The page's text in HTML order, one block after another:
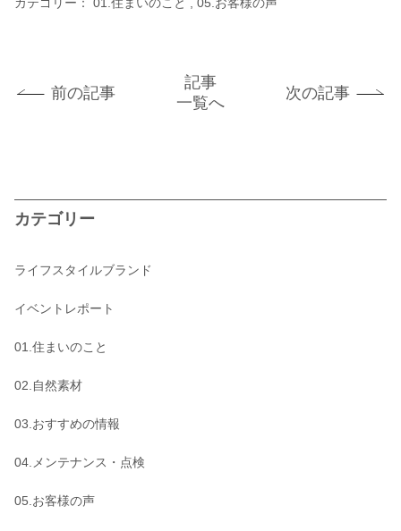
前の記事
記事
一覧へ
次の記事
カテゴリー
ライフスタイルブランド
イベントレポート
01.住まいのこと
02.自然素材
03.おすすめの情報
04.メンテナンス・点検
05.お客様の声